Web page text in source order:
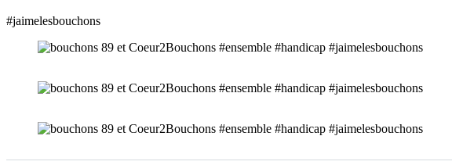
#jaimelesbouchons